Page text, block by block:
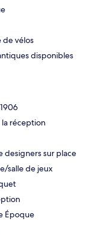
de vélos
disponibles
réception
designers sur place
salle de jeux
Époque